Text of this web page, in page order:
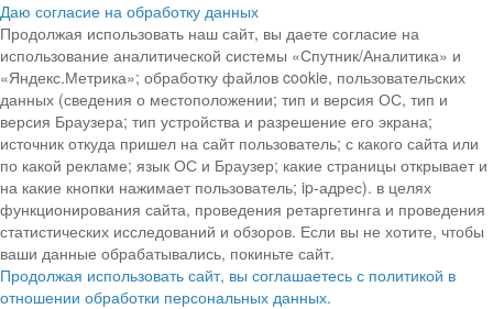
Даю согласие на обработку данных
Продолжая использовать наш сайт, вы даете согласие на
использование аналитической системы «Спутник/Аналитика» и
«Яндекс.Метрика»; обработку файлов cookie, пользовательских
данных (сведения о местоположении; тип и версия ОС, тип и
версия Браузера; тип устройства и разрешение его экрана;
источник откуда пришел на сайт пользователь; с какого сайта или
по какой рекламе; язык ОС и Браузер; какие страницы открывает и
на какие кнопки нажимает пользователь; ip-адрес). в целях
функционирования сайта, проведения ретаргетинга и проведения
статистических исследований и обзоров. Если вы не хотите, чтобы
ваши данные обрабатывались, покиньте сайт.
Продолжая использовать сайт, вы соглашаетесь с политикой в
отношении обработки персональных данных.